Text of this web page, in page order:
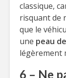
classique,
risquant de
que le
une peau
légèrement
6 – Ne